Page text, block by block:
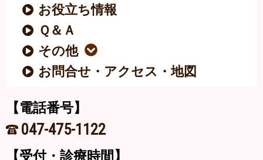
お役立ち情報
Ｑ＆Ａ
その他
お問合せ・アクセス・地図
【電話番号】
047-475-1122
【受付・診療時間】